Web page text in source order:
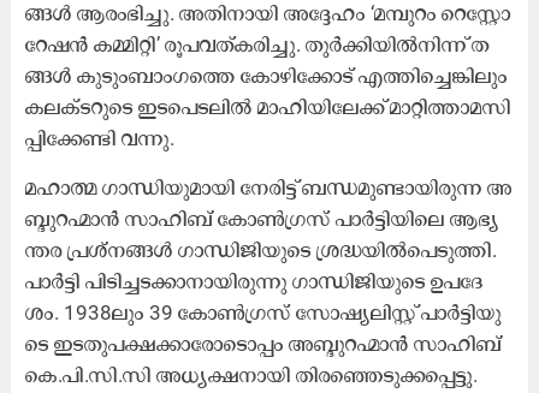
ങ്ങ​ൾ ആ​രം​ഭി​ച്ചു. അ​തി​നാ​യി അ​ദ്ദേ​ഹം ‘മ​മ്പു​റം റെ​സ്റ്റോ​
റേ​ഷ​ൻ ക​മ്മി​റ്റി’ രൂ​പ​വ​ത്ക​രി​ച്ചു. തു​ർ​ക്കി​യി​ൽ​നി​ന്ന് ത​
ങ്ങ​ൾ കു​ടും​ബാം​ഗ​ത്തെ കോ​ഴി​ക്കോ​ട് എ​ത്തി​ച്ചെ​ങ്കി​ലും
ക​ല​ക്ട​റു​ടെ ഇ​ട​പെ​ട​ലി​ൽ മാ​ഹി​യി​ലേ​ക്ക് മാ​റ്റി​ത്താ​മ​സി​
പ്പി​ക്കേ​ണ്ടി വ​ന്നു.
മ​ഹാ​ത്മ ഗാ​ന്ധി​യു​മാ​യി നേ​രി​ട്ട് ബ​ന്ധ​മു​ണ്ടാ​യി​രു​ന്ന അ​
ബ്ദു​റ​ഹ്മാ​ൻ സാ​ഹി​ബ് കോ​ൺ​ഗ്ര​സ് പാ​ർ​ട്ടി​യി​ലെ ആ​ഭ്യ​
ന്ത​ര പ്ര​ശ്ന​ങ്ങ​ൾ ഗാ​ന്ധി​ജി​യു​ടെ ശ്ര​ദ്ധ​യി​ൽ​പെ​ടു​ത്തി.
പാ​ർ​ട്ടി പി​ടി​ച്ച​ട​ക്കാ​നാ​യി​രു​ന്നു ഗാ​ന്ധി​ജി​യു​ടെ ഉ​പ​ദേ​
ശം. 1938ലും 39 ​കോ​ൺ​ഗ്ര​സ് സോ​ഷ്യ​ലി​സ്റ്റ് പാ​ർ​ട്ടി​യു​
ടെ ഇ​ട​തു​പ​ക്ഷ​ക്കാ​രോ​ടൊ​പ്പം അ​ബ്ദു​റ​ഹ്മാ​ൻ സാ​ഹി​ബ്
കെ.​പി.​സി.​സി അ​ധ്യ​ക്ഷ​നാ​യി തി​ര​ഞ്ഞെ​ടു​ക്ക​പ്പെ​ട്ടു.